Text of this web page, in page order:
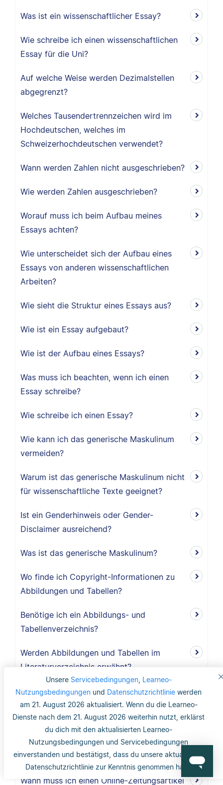
Unsere Servicebedingungen, Learneo-
Nutzungsbedingungen und Datenschutzrichtlinie werden
am 21. August 2026 aktualisiert. Wenn du die Learneo-
Dienste nach dem 21. August 2026 weiterhin nutzt, erklärst
du dich mit den aktualisierten Learneo-
Nutzungsbedingungen und Servicebedingungen
einverstanden und bestätigst, dass du unsere aktualisierte
Datenschutzrichtlinie zur Kenntnis genommen hast.
Was ist ein wissenschaftlicher Essay?
Wie schreibe ich einen wissenschaftlichen
Essay für die Uni?
Auf welche Weise werden Dezimalstellen
abgegrenzt?
Welches Tausendertrennzeichen wird im
Hochdeutschen, welches im
Schweizerhochdeutschen verwendet?
Wann werden Zahlen nicht ausgeschrieben?
Wie werden Zahlen ausgeschrieben?
Worauf muss ich beim Aufbau meines
Essays achten?
Wie unterscheidet sich der Aufbau eines
Essays von anderen wissenschaftlichen
Arbeiten?
Wie sieht die Struktur eines Essays aus?
Wie ist ein Essay aufgebaut?
Wie ist der Aufbau eines Essays?
Was muss ich beachten, wenn ich einen
Essay schreibe?
Wie schreibe ich einen Essay?
Wie kann ich das generische Maskulinum
vermeiden?
Warum ist das generische Maskulinum nicht
für wissenschaftliche Texte geeignet?
Ist ein Genderhinweis oder Gender-
Disclaimer ausreichend?
Was ist das generische Maskulinum?
Wo finde ich Copyright-Informationen zu
Abbildungen und Tabellen?
Benötige ich ein Abbildungs- und
Tabellenverzeichnis?
Werden Abbildungen und Tabellen im
Literaturverzeichnis erwähnt?
Wie werden Abbildungen und Tabellen nach
APA zitiert?
Ist ein gedruckter Zeitungsartikel eine
bessere Quelle als ein Online-
Zeitungsartikel?
Wann muss ich einen Online-Zeitungsartikel